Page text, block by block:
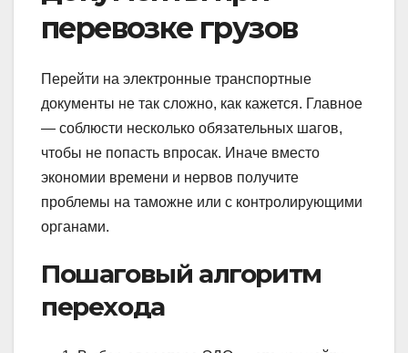
перевозке грузов
Перейти на электронные транспортные
документы не так сложно, как кажется. Главное
— соблюсти несколько обязательных шагов,
чтобы не попасть впросак. Иначе вместо
экономии времени и нервов получите
проблемы на таможне или с контролирующими
органами.
Пошаговый алгоритм
перехода